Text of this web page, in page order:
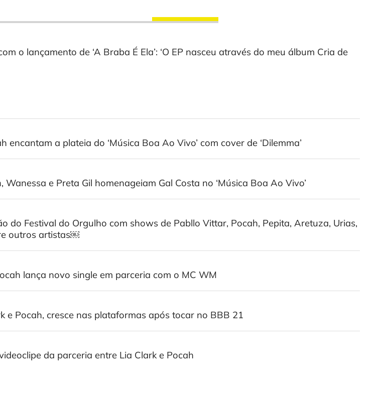
o lançamento de ‘A Braba É Ela’: ‘O EP nasceu através do meu álbum Cria de
encantam a plateia do ‘Música Boa Ao Vivo’ com cover de ‘Dilemma’
Wanessa e Preta Gil homenageiam Gal Costa no ‘Música Boa Ao Vivo’
do Festival do Orgulho com shows de Pabllo Vittar, Pocah, Pepita, Aretuza, Urias,
outros artistas￼
lança novo single em parceria com o MC WM
e Pocah, cresce nas plataformas após tocar no BBB 21
da parceria entre Lia Clark e Pocah